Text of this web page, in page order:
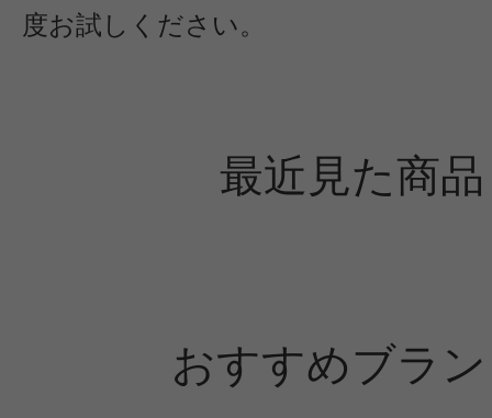
度お試しください。
最近見た商品
おすすめブラ